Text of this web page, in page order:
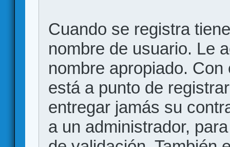
Cuando se registra
nombre de usuario. Le
nombre apropiado.
está a punto de
entregar jamás su
a un administrador,